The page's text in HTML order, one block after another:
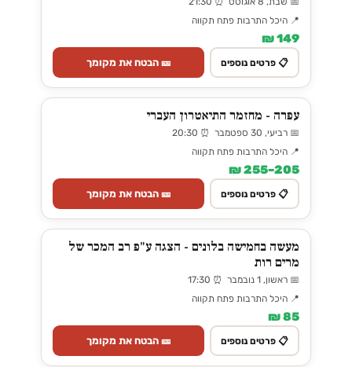
📍 היכל התרבות פתח תקווה
149 ₪
📋 פרטים נוספים 🎫 הבטח את מקומך
עפרה - מחזמר התיאטרון העברי
📅 רביעי, 30 ספטמבר ⏰ 20:30
📍 היכל התרבות פתח תקווה
205–255 ₪
📋 פרטים נוספים 🎫 הבטח את מקומך
מעשה בחמישה בלונים - הצגה ע"פ רב המכר של
מרים רות
📅 ראשון, 1 נובמבר ⏰ 17:30
📍 היכל התרבות פתח תקווה
85 ₪
📋 פרטים נוספים 🎫 הבטח את מקומך